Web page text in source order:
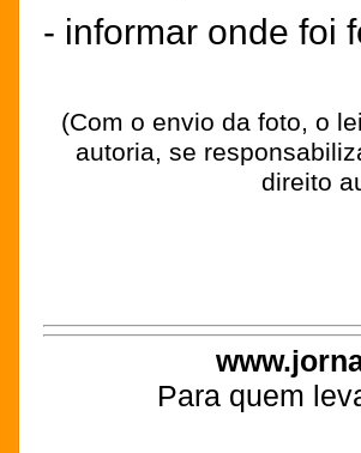
- informar onde foi
(Com o envio da foto, o
autoria, se
direito
Para quem